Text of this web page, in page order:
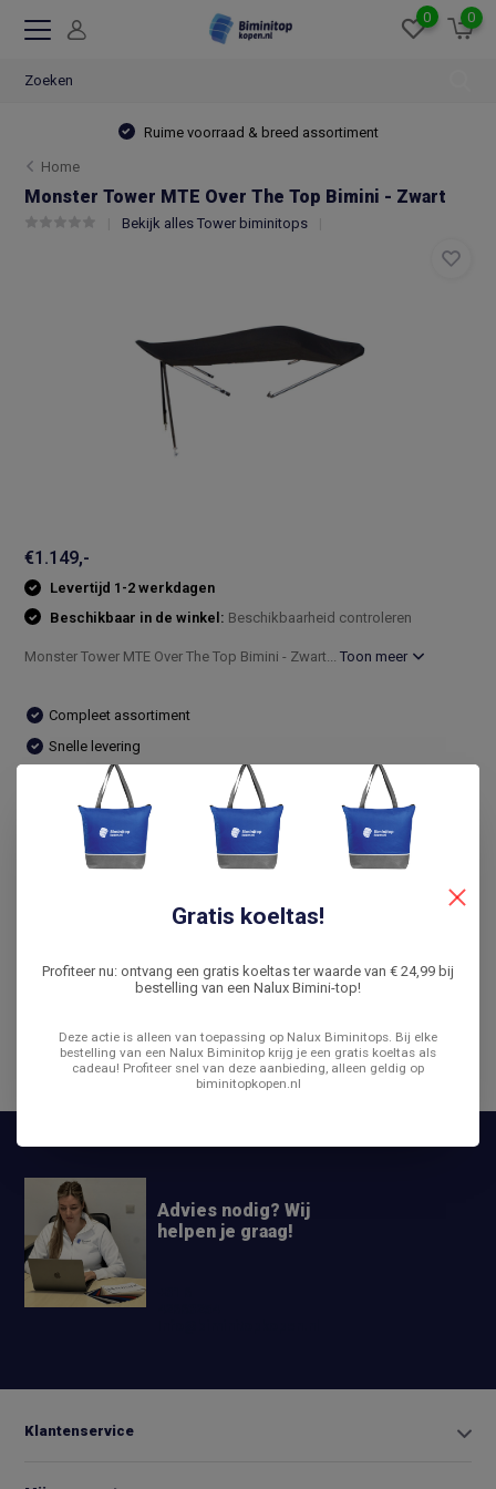
0 0
Ruime voorraad & breed assortiment
Home
Monster Tower MTE Over The Top Bimini - Zwart
Bekijk alles Tower biminitops
€1.149,-
Levertijd 1-2 werkdagen
Beschikbaar in de winkel: Beschikbaarheid controleren
Monster Tower MTE Over The Top Bimini - Zwart...Toon meer
Compleet assortiment
Snelle levering
De laagste prijs
14 dagen bedenktijd
Vergelijk
Advies nodig? Wij
helpen je graag!
Klantenservice
Gratis koeltas!
Profiteer nu: ontvang een gratis koeltas ter waarde van € 24,99 bij
bestelling van een Nalux Bimini-top!
Deze actie is alleen van toepassing op Nalux Biminitops. Bij elke
bestelling van een Nalux Biminitop krijg je een gratis koeltas als
cadeau! Profiteer snel van deze aanbieding, alleen geldig op
biminitopkopen.nl